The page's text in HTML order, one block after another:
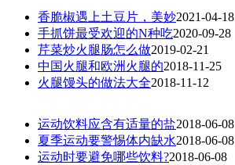
香脆椒遇上土豆片，美妙2021-04-18
手抓饼最受欢迎的N种吃2020-09-28
芹菜炒火腿肠怎么做2019-02-21
中国火腿和欧洲火腿的2018-11-25
火腿馒头的做法大全2018-11-12
运动饮料应含有适量的盐2018-06-08
夏季运动要警惕体内缺水2018-06-08
运动时要避免哪些饮料?2018-06-08